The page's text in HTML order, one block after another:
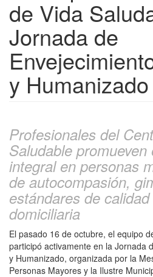
de Vida
Jornada de
y
Profesionales del
Saludable
integral en personas
de autocompasión,
estándares de
domiciliaria
El pasado 16 de octubre, el equipo
participó activamente en la Jornada
y Humanizado, organizada por la
Personas Mayores y la Ilustre